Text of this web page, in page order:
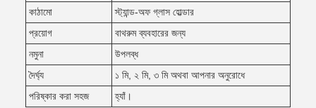
কাঠামো
স্ট্যান্ড-অফ গ্লাস হোল্ডার
প্রয়োগ
বাথরুম ব্যবহারের জন্য
নমুনা
উপলব্ধ
দৈর্ঘ্য
১ মি, ২ মি, ৩ মি অথবা আপনার অনুরোধে
পরিষ্কার করা সহজ
হ্যাঁ।